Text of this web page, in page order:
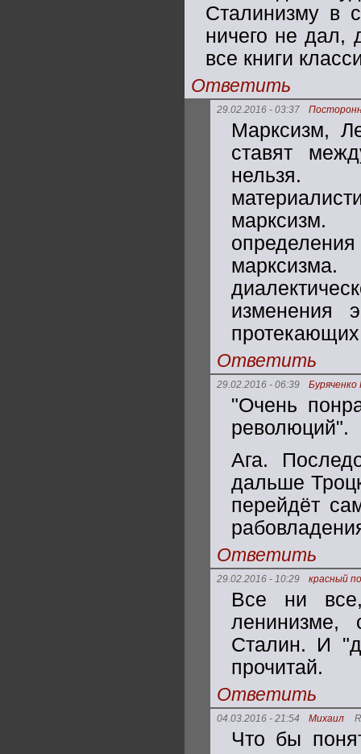
Сталинизму в
ничего не дал,
все книги
Ответить
29.02.2016 - 03:37
Марксизм,
ставят
нельзя.
марксизм.
изменения
Ответить
29.02.2016 - 06:39
"Очень
революций".
Ага.
дальше
перейдёт
Ответить
29.02.2016 - 10:29 красный
Все ни
Сталин. И
прочитай.
Ответить
04.03.2016 - 21:54 Михаил
Что бы